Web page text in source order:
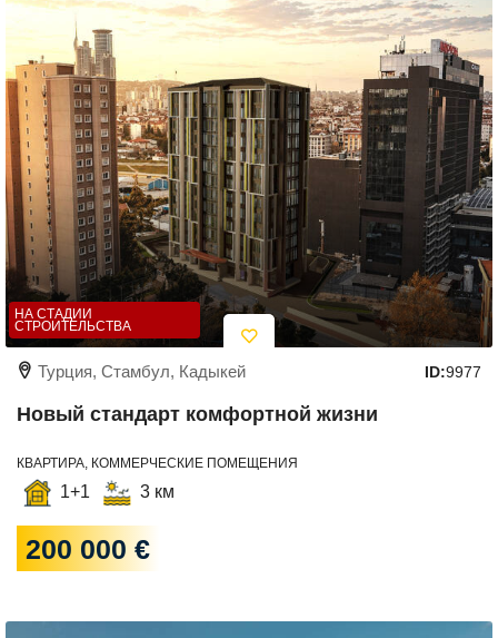
НА СТАДИИ
СТРОИТЕЛЬСТВА
Турция, Стамбул, Кадыкей ID:9977
Новый стандарт комфортной жизни
КВАРТИРА, КОММЕРЧЕСКИЕ ПОМЕЩЕНИЯ
1+1 3 км
200 000 €